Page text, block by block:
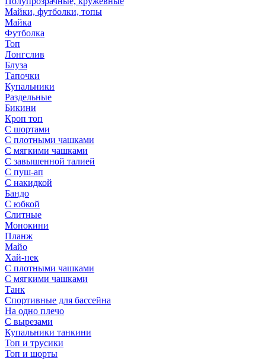
Майки, футболки, топы
Майка
Футболка
Топ
Лонгслив
Блуза
Тапочки
Купальники
Раздельные
Бикини
Кроп топ
С шортами
С плотными чашками
С мягкими чашками
С завышенной талией
С пуш-ап
С накидкой
Бандо
С юбкой
Слитные
Монокини
Планж
Майо
Хай-нек
С плотными чашками
С мягкими чашками
Танк
Спортивные для бассейна
На одно плечо
С вырезами
Купальники танкини
Топ и трусики
Топ и шорты